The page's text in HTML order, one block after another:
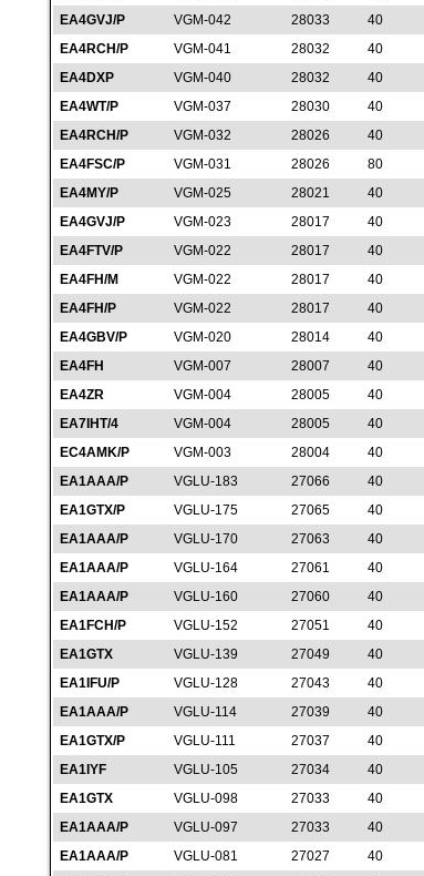
EA4GVJ/P
VGM-042 28033 40
EA4RCH/P
VGM-041 28032 40
EA4DXP
VGM-040 28032 40
EA4WT/P
VGM-037 28030 40
EA4RCH/P
VGM-032 28026 40
EA4FSC/P
VGM-031 28026 80
EA4MY/P
VGM-025 28021 40
EA4GVJ/P
VGM-023 28017 40
EA4FTV/P
VGM-022 28017 40
EA4FH/M
VGM-022 28017 40
EA4FH/P
VGM-022 28017 40
EA4GBV/P
VGM-020 28014 40
EA4FH
VGM-007 28007 40
EA4ZR
VGM-004 28005 40
EA7IHT/4
VGM-004 28005 40
EC4AMK/P
VGM-003 28004 40
EA1AAA/P
VGLU-183 27066 40
EA1GTX/P
VGLU-175 27065 40
EA1AAA/P
VGLU-170 27063 40
EA1AAA/P
VGLU-164 27061 40
EA1AAA/P
VGLU-160 27060 40
EA1FCH/P
VGLU-152 27051 40
EA1GTX
VGLU-139 27049 40
EA1IFU/P
VGLU-128 27043 40
EA1AAA/P
VGLU-114 27039 40
EA1GTX/P
VGLU-111 27037 40
EA1IYF
VGLU-105 27034 40
EA1GTX
VGLU-098 27033 40
EA1AAA/P
VGLU-097 27033 40
EA1AAA/P
VGLU-081 27027 40